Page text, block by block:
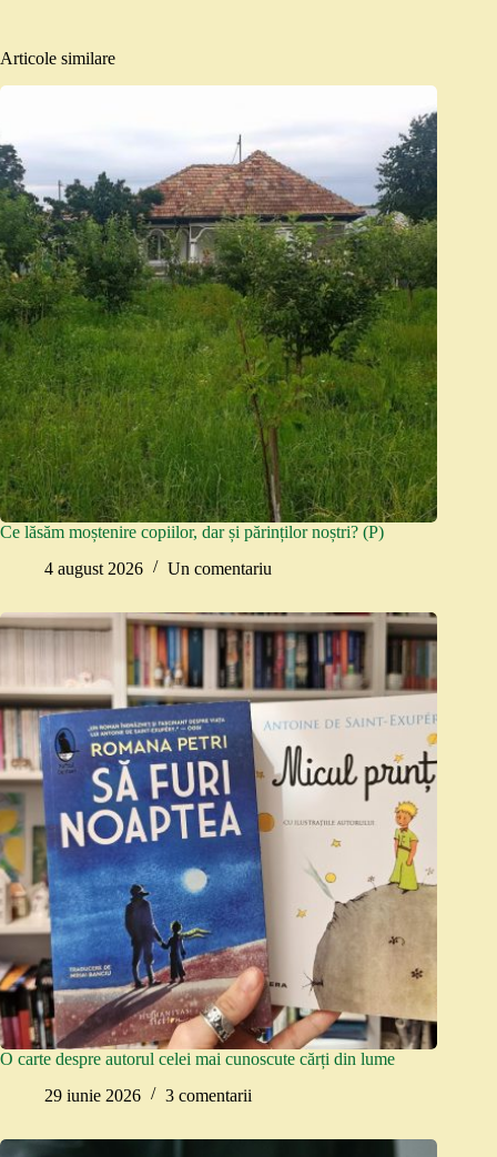
Articole similare
Ce lăsăm moștenire copiilor, dar și părinților noștri? (P)
4 august 2026
Un comentariu
O carte despre autorul celei mai cunoscute cărți din lume
29 iunie 2026
3 comentarii